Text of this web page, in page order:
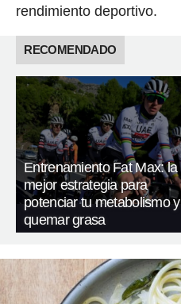
rendimiento deportivo.
RECOMENDADO
Entrenamiento Fat Max: la
mejor estrategia para
potenciar tu metabolismo y
quemar grasa